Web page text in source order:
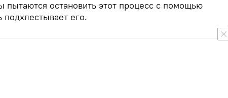
пытаются остановить этот процесс с помощью
его.